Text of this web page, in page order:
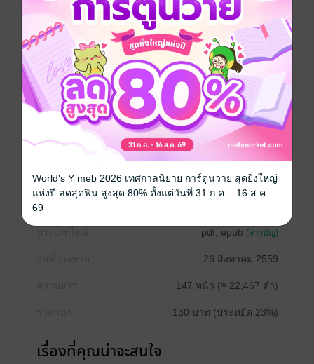
ความงามกันอย่างเข้มข้น หนักหน่วง และเอาจริงเอาจัง
กันจนชาวโลกต้องตื่นตะลึงเมื่อรับรู้ความจริงบางประการ
ของเกาหลี
ความเชื่อที่ว่า “ผู้หญิงแปลงกายไม่ใช่ความผิด” ทำให้ การ
แปลงโฉมในเกาหลีนั้นเป็นสิ่งที่ “ยอมรับได้” อย่างกว้าง
ขวาง และเป็นสิ่งที่คนเกาหลีทุกเพศ ทุกวัย ต่างก็ดิ้นรนที่จะ
“แปลงกาย” กันไปทั่ว โดยไม่จำกัดกันอยู่แค่ ผู้หญิง เท่านั้น
สิ่งที่ยืนยันว่า เกาหลี มีความสามารถสูงในการทำ
ศัลยกรรมความงามได้ในระดับสุดยอดฝีมือของโลกก็คือ
หน้าตาสวยๆหล่อๆของดาราเกาหลีแทบจะทั้งประเทศที่
ผ่านมือหมอศัลยกรรมเกาหลีมาโลดแล่นอยู่บนจอภาพ
รวมไปถึงบรรดานักร้องมากมายจากเกาหลีที่ช่วยต่อแถว
ยืนยันกันได้หนักแน่นอีกชั้นหนึ่ง ...
pdf, epub (สารบัญ)
26 สิงหาคม 2559
147 หน้า (≈ 22,467 คำ)
130 บาท (ประหยัด 23%)
เรื่องที่คุณน่าจะสนใจ
World's Y meb 2026 เทศกาลนิยาย การ์ตูนวาย สุดยิ่งใหญ่
แห่งปี ลดสุดฟิน สูงสุด 80% ตั้งแต่วันที่ 31 ก.ค. - 16 ส.ค.
69